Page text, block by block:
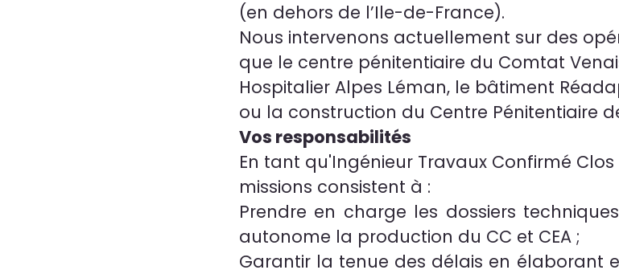
(en dehors de l’Ile-de-France).
Nous intervenons actuellement sur des
que le centre pénitentiaire du Comtat
Hospitalier Alpes Léman, le bâtiment
ou la construction du Centre Pénitentiaire
Vos responsabilités
En tant qu'Ingénieur Travaux Confirmé Clos
missions consistent à :
Prendre en charge les dossiers
autonome la production du CC et CEA ;
Garantir la tenue des délais en élaborant